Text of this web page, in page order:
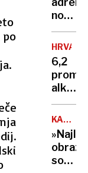
po
bo«
ki je
stal
za
sina
Lionela
na
svetu?
400
nad
tlemi
in z
na
globok
prepad
6,2
v
krvi
primer,
ki je
osupnil
WITT
obraz